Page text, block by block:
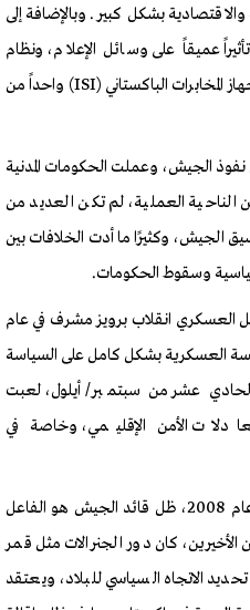
بشكل كبير. وبالإضافة إلى
عميقاً على وسائل الإعلام، ونظام
التعليم، والسياسة الخارجية، وأصبح جهاز المخابرات الباكستاني (ISI) واحداً من
الجيش، وعملت الحكومات المدنية
الناحية العملية، لم تكن العديد من
الجيش، وكثيرًا ما أدت الخلافات بين
وسقوط الحكومات.
العسكري انقلاب برويز مشرف في عام
العسكرية بشكل كامل على السياسة
عشر من سبتمبر/أيلول، لعبت
الأمن الإقليمي، وخاصة في
وحتى بعد عودة الحكومات المدنية في عام 2008، ظل قائد الجيش هو الفاعل
الأخيرين، كان دور الجنرالات مثل قمر
الاتجاه السياسي للبلاد، ويعتقد